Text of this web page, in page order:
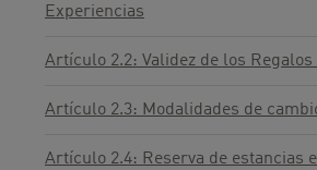
Experiencias
Artículo 2.2: Validez de los
Artículo 2.3: Modalidades de
Artículo 2.4: Reserva de estancias